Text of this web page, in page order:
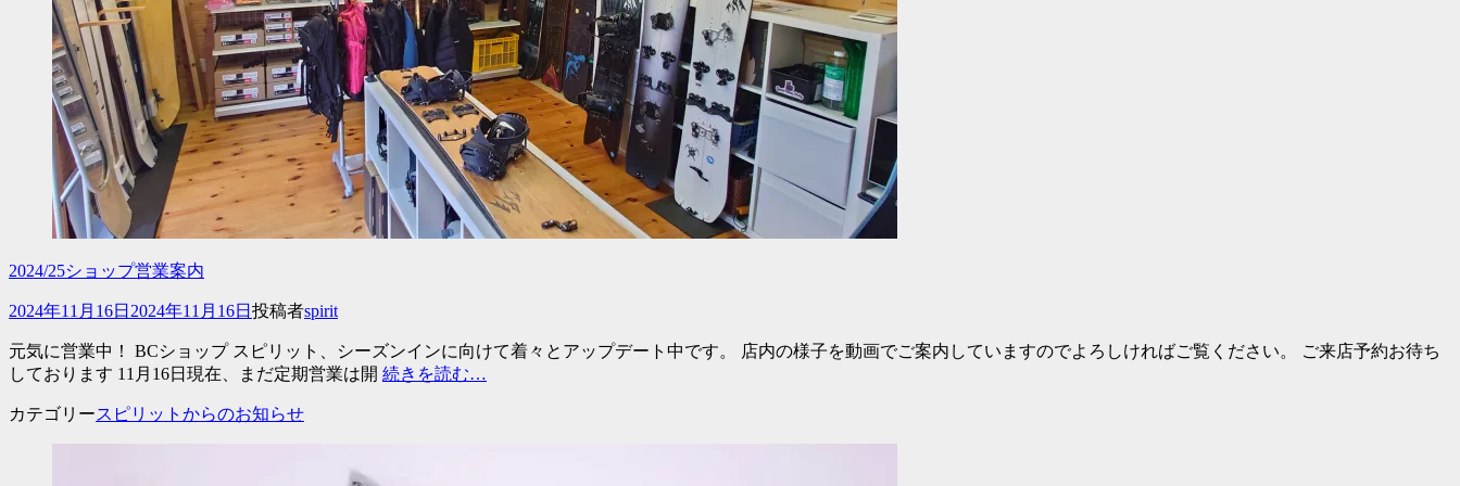
2024/25ショップ営業案内
投
日
2024年11月16日 2024年11月16日 投稿者spirit
元気に営業中！ BCショップ スピリット、シーズンインに向けて着々とアップデート中です。 店内の様子を動画でご案内していますのでよろしければご覧ください。 ご来店予約お待ち
しております 11月16日現在、まだ定期営業は開 続きを読む…
カテゴリースピリットからのお知らせ